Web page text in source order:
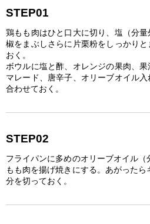
STEP01
鶏もも肉はひと口大に切り、塩（分量
椒をまぶしさらに片栗粉をしっかりと
おく。
ボウルに塩と酢、オレンジの果肉、果
マレード、唐辛子、オリーブオイル
合わせておく。
STEP02
フライパンに多めのオリーブオイル
もも肉を揚げ焼きにする。あがった
分を切っておく。